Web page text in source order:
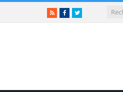
RSSFacebookTwitter